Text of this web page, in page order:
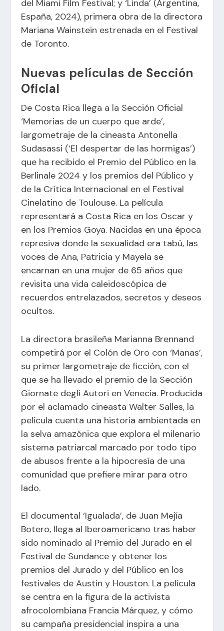
del Miami Film Festival; y ‘Linda’ (Argentina,
España, 2024), primera obra de la directora
Mariana Wainstein estrenada en el Festival
de Toronto.
Nuevas películas de Sección
Oficial
De Costa Rica llega a la Sección Oficial
‘Memorias de un cuerpo que arde’,
largometraje de la cineasta Antonella
Sudasassi (‘El despertar de las hormigas’)
que ha recibido el Premio del Público en la
Berlinale 2024 y los premios del Público y
de la Crítica Internacional en el Festival
Cinelatino de Toulouse. La película
representará a Costa Rica en los Oscar y
en los Premios Goya. Nacidas en una época
represiva donde la sexualidad era tabú, las
voces de Ana, Patricia y Mayela se
encarnan en una mujer de 65 años que
revisita una vida caleidoscópica de
recuerdos entrelazados, secretos y deseos
ocultos.
La directora brasileña Marianna Brennand
competirá por el Colón de Oro con ‘Manas’,
su primer largometraje de ficción, con el
que se ha llevado el premio de la Sección
Giornate degli Autori en Venecia. Producida
por el aclamado cineasta Walter Salles, la
película cuenta una historia ambientada en
la selva amazónica que explora el milenario
sistema patriarcal marcado por todo tipo
de abusos frente a la hipocresía de una
comunidad que prefiere mirar para otro
lado.
El documental ‘Igualada’, de Juan Mejía
Botero, llega al Iberoamericano tras haber
sido nominado al Premio del Jurado en el
Festival de Sundance y obtener los
premios del Jurado y del Público en los
festivales de Austin y Houston. La película
se centra en la figura de la activista
afrocolombiana Francia Márquez, y cómo
su campaña presidencial inspira a una